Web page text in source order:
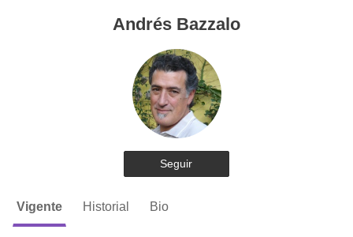
Andrés Bazzalo
Seguir
Vigente Historial Bio